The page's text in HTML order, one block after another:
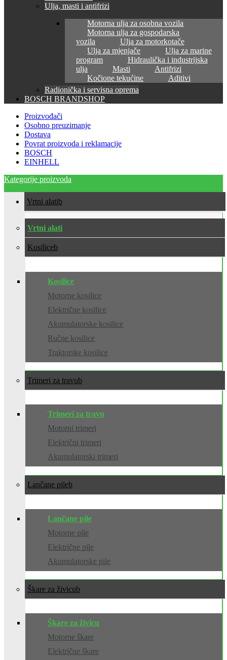
Ulja, masti i antifrizi
Motorna ulja za osobna vozila
Motorna ulja za gospodarska
vozila
Ulja za motorkotače
Ulja za mjenjače
Ulja za marine
program
Hidraulička i industrijska
ulja
Masti
Antifrizi
Kočione tekućine
Aditivi
Radionička i servisna oprema
BOSCH BRANDSHOP
Proizvođači
Osobno preuzimanje
Dostava
Povrat proizvoda i reklamacije
BOSCH
EINHELL
Kategorije proizvoda
Vrtni alati
Vrtni alati
Kosilice
Kosilice
Motorne kosilice
Električne kosilice
Akumulatorske kosilice
Ručne kosilice
Traktorske kosilice
Trimeri za travu
Trimeri za travu
Motorni trimeri
Električni trimeri
Akumulatorski trimeri
Lančane pile
Lančane pile
Motorne pile
Električne pile
Akumulatorske pile
Škare za živicu
Škare za živicu
Motorne škare
Električne škare